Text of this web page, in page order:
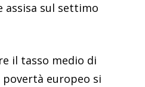
sul settimo
il tasso medio di
europeo si